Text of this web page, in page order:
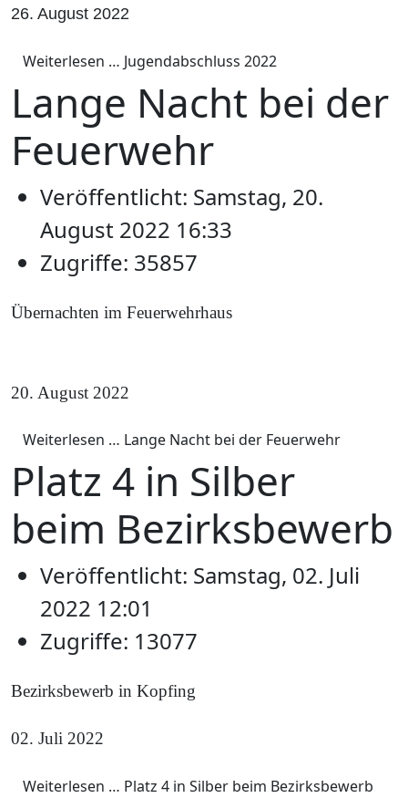
26. August 2022
Weiterlesen … Jugendabschluss 2022
Lange Nacht bei der
Feuerwehr
Veröffentlicht: Samstag, 20.
August 2022 16:33
Zugriffe: 35857
Übernachten im Feuerwehrhaus
20. August 2022
Weiterlesen … Lange Nacht bei der Feuerwehr
Platz 4 in Silber
beim Bezirksbewerb
Veröffentlicht: Samstag, 02. Juli
2022 12:01
Zugriffe: 13077
Bezirksbewerb in Kopfing
02. Juli 2022
Weiterlesen … Platz 4 in Silber beim Bezirksbewerb